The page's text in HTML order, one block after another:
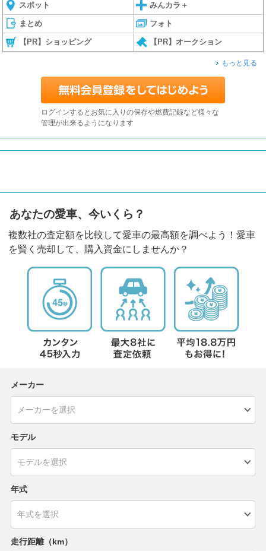
スポット みんカラ＋
まとめ フォト
【PR】ショッピング 【PR】オークション
もっと見る
ログインするとお気に入りの保存や燃費記録など様々な
管理が出来るようになります
あなたの愛車、今いくら？
複数社の査定額を比較して愛車の最高額を調べよう！愛車
を賢く売却して、購入資金にしませんか？
メーカー
モデル
年式
走行距離（km）